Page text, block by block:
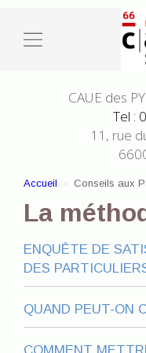
CAUE des
Tel :
11, rue
Accueil Conseils aux
La
ENQUÊTE DE
DES
QUAND PEUT-ON